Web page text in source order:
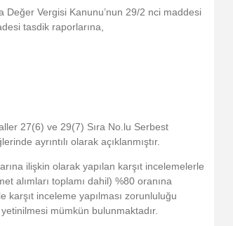
Vergisi Kanunu’nun 29/2 nci maddesi
tasdik raporlarına,
27(6) ve 29(7) Sıra No.lu Serbest
ayrıntılı olarak açıklanmıştır.
ilişkin olarak yapılan karşıt incelemelerle
alımları toplamı dahil) %80 oranına
karşıt inceleme yapılması zorunluluğu
mümkün bulunmaktadır.